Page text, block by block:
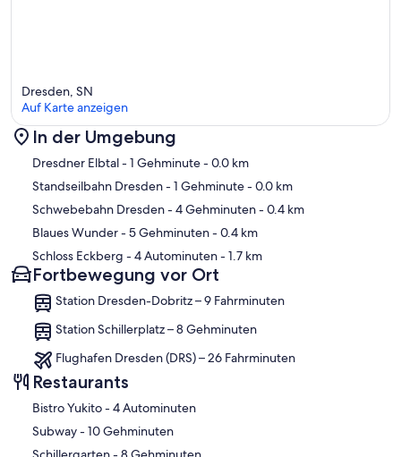
Karte
Dresden, SN
Auf Karte anzeigen
In der Umgebung
Dresdner Elbtal- 1 Gehminute- 0.0 km
Standseilbahn Dresden- 1 Gehminute- 0.0 km
Schwebebahn Dresden- 4 Gehminuten- 0.4 km
Blaues Wunder- 5 Gehminuten- 0.4 km
Schloss Eckberg - 4 Autominuten- 1.7 km
Fortbewegung vor Ort
Station Dresden-Dobritz – 9 Fahrminuten
Station Schillerplatz – 8 Gehminuten
Flughafen Dresden (DRS) – 26 Fahrminuten
Restaurants
‪Bistro Yukito - ‬4 Autominuten
‪Subway - ‬10 Gehminuten